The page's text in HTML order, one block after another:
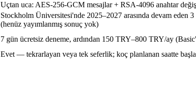
Uçtan uca: AES-256-GCM mesajlar + RSA-4096 anahtar
Stockholm Üniversitesi'nde 2025–2027 arasında devam eden
(henüz yayımlanmış sonuç yok)
7 gün ücretsiz deneme, ardından 150 TRY–800 TRY/ay
Evet — tekrarlayan veya tek seferlik; koç planlanan saatte